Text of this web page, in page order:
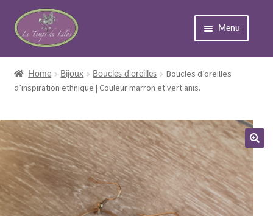
Menu
Accueil
Expand
menu
À propos
Événements
Contact
Home Bijoux Boucles d'oreilles
Boucles d’oreilles
d’inspiration ethnique | Couleur marron et vert anis.